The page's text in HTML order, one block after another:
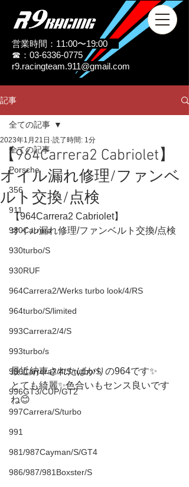
営業時間：11:00〜19:00
☎：03-6336-0775
r9.racingteam.911@gmail.com
記事
全ての記事
Porsche
356
911
930Carrera
930turbo/S
930RUF
964Carrera2/Werks turbo look/4/RS
964turbo/S/limited
993Carrera2/4/S
993turbo/s
996Carrera2/4/S/turbo/S
996GT3/CUP/GT2
997Carrera/S/turbo
991
981/987Cayman/S/GT4
986/987/981Boxster/S
全ての記事
【964Carrera2 Cabriolet】
オイル漏れ修理/ファンベ
ルト交換/点検
2023年1月21日 読了時間: 1分
【964Carrera2 Cabriolet】
オイル漏れ修理/ファンベルト交換/点検
最近納車されたばかりの964です✨
とても綺麗✨色合いもセンス良いです
ね😊